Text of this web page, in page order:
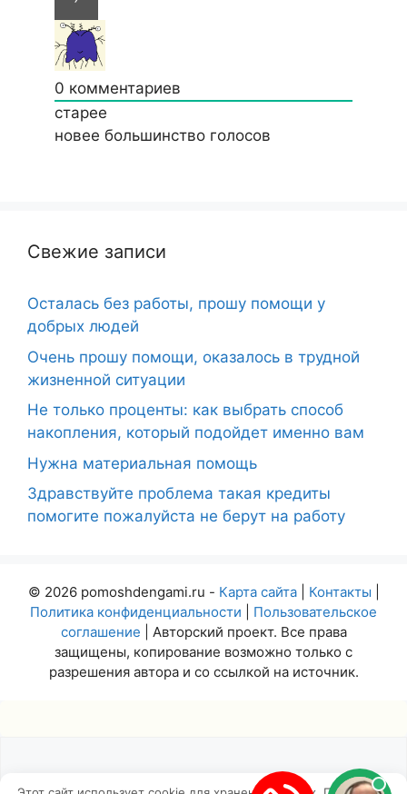
0 комментариев
старее
новее большинство голосов
Свежие записи
Осталась без работы, прошу помощи у
добрых людей
Очень прошу помощи, оказалось в трудной
жизненной ситуации
Не только проценты: как выбрать способ
накопления, который подойдет именно вам
Нужна материальная помощь
Здравствуйте проблема такая кредиты
помогите пожалуйста не берут на работу
© 2026 pomoshdengami.ru - Карта сайта| Контакты
Политика конфиденциальности
Пользовательское
соглашение | Авторский проект. Все права
защищены, копирование возможно только с
разрешения автора и со ссылкой на источник.